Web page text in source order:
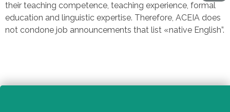
their teaching competence, teaching experience, formal
education and linguistic expertise. Therefore, ACEIA does
not condone job announcements that list «native English”.